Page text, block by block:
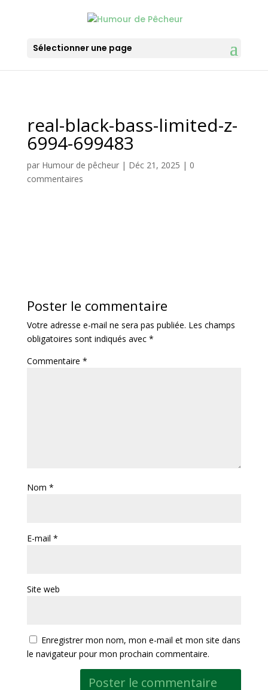
Sélectionner une page
real-black-bass-limited-z-
6994-699483
par Humour de pêcheur| Déc 21, 2025 | 0
commentaires
Poster le commentaire
Votre adresse e-mail ne sera pas publiée. Les champs
obligatoires sont indiqués avec *
Commentaire *
Nom *
E-mail *
Site web
Enregistrer mon nom, mon e-mail et mon site dans
le navigateur pour mon prochain commentaire.